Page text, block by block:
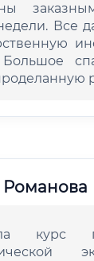
Все
Большое
Романова
курс